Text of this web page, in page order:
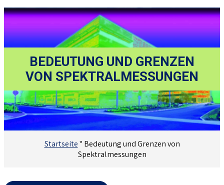
BEDEUTUNG UND GRENZEN
VON SPEKTRALMESSUNGEN
Startseite" Bedeutung und Grenzen von
Spektralmessungen